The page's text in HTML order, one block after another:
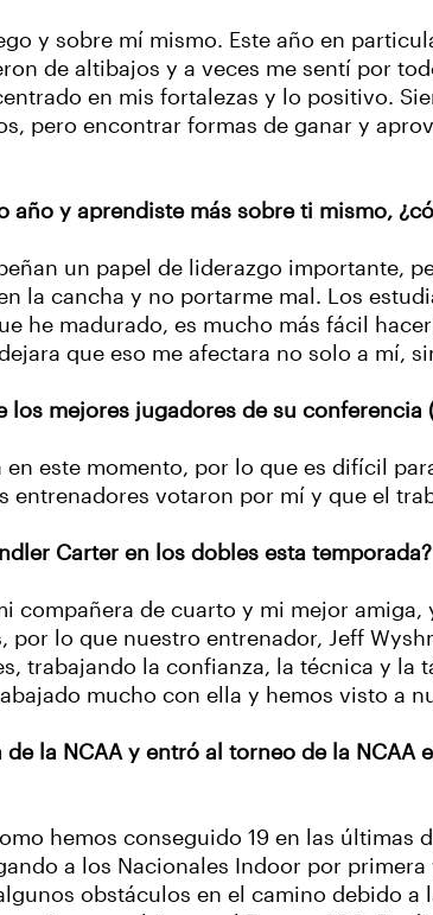
y sobre mí mismo. Este año en
de altibajos y a veces me sentí por
en mis fortalezas y lo positivo.
pero encontrar formas de ganar y
y aprendiste más sobre ti mismo,
un papel de liderazgo importante,
la cancha y no portarme mal. Los
he madurado, es mucho más fácil
que eso me afectara no solo a mí,
mejores jugadores de su conferencia
este momento, por lo que es difícil
votaron por mí y que el
Carter en los dobles esta temporada?
compañera de cuarto y mi mejor
lo que nuestro entrenador, Jeff
trabajando la confianza, la técnica y la
mucho con ella y hemos visto a
la NCAA y entró al torneo de la NCAA
hemos conseguido 19 en las últimas
a los Nacionales Indoor por
obstáculos en el camino debido